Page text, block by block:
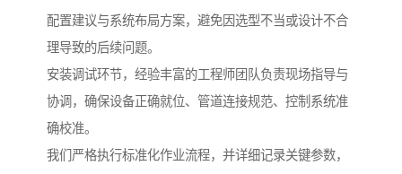
配置建议与系统布局方案，避免因选型不当或设计不合
理导致的后续问题。
安装调试环节，经验丰富的工程师团队负责现场指导与
协调，确保设备正确就位、管道连接规范、控制系统准
确校准。
我们严格执行标准化作业流程，并详细记录关键参数，